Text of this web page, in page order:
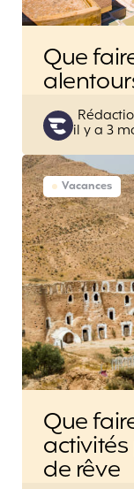
Que
Posted
by
il y a 3
Vacances
Que
de rêve